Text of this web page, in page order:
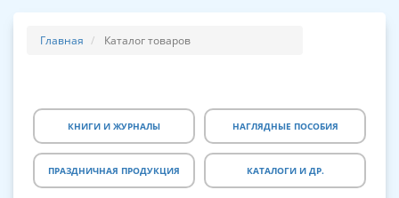
Главная Каталог товаров
КНИГИ И ЖУРНАЛЫ НАГЛЯДНЫЕ ПОСОБИЯ
ПРАЗДНИЧНАЯ ПРОДУКЦИЯ КАТАЛОГИ И ДР.